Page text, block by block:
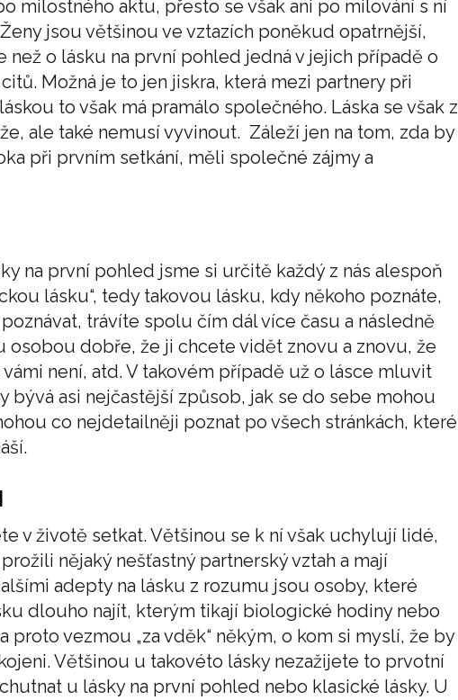
milostného aktu, přesto se však ani po milování s ní
jsou většinou ve vztazích poněkud opatrnější,
než o lásku na první pohled jedná v jejich případě o
Možná je to jen jiskra, která mezi partnery při
to však má pramálo společného. Láska se však z
ale také nemusí vyvinout. Záleží jen na tom, zda by
při prvním setkání, měli společné zájmy a
na první pohled jsme si určitě každý z nás alespoň
lásku“, tedy takovou lásku, kdy někoho poznáte,
trávíte spolu čím dál více času a následně
osobou dobře, že ji chcete vidět znovu a znovu, že
není, atd. V takovém případě už o lásce mluvit
bývá asi nejčastější způsob, jak se do sebe mohou
co nejdetailněji poznat po všech stránkách, které
v životě setkat. Většinou se k ní však uchylují lidé,
nějaký nešťastný partnerský vztah a mají
adepty na lásku z rozumu jsou osoby, které
dlouho najít, kterým tikají biologické hodiny nebo
proto vezmou „za vděk“ někým, o kom si myslí, že by
Většinou u takovéto lásky nezažijete to prvotní
u lásky na první pohled nebo klasické lásky. U